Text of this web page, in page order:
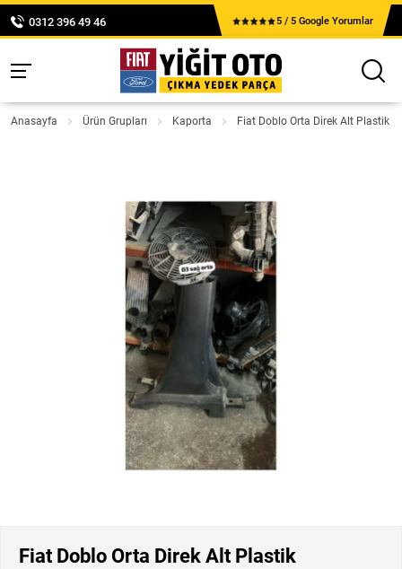
0312 396 49 46 5 / 5 Google Yorumlar
Anasayfa Ürün Grupları Kaporta Fiat Doblo Orta Direk Alt Plastik
Fiat Doblo Orta Direk Alt Plastik